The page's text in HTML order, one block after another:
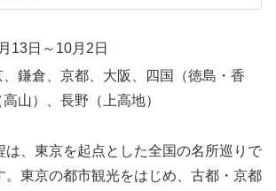
13日～10月2日
、鎌倉、京都、大阪、四国（徳島・香
山）、長野（上高地）
は、東京を起点とした全国の名所巡りで
。東京の都市観光をはじめ、古都・京都